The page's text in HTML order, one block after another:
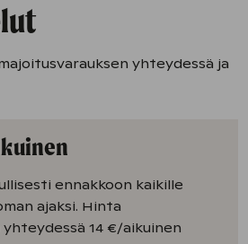
yhteydessä ja
ennakkoon kaikille
ajaksi. Hinta
14 €/aikuinen